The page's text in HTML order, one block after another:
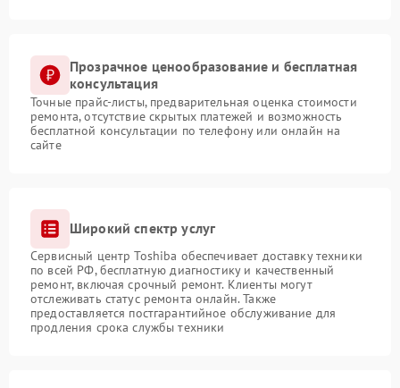
Прозрачное ценообразование и бесплатная
консультация
Точные прайс-листы, предварительная оценка стоимости
ремонта, отсутствие скрытых платежей и возможность
бесплатной консультации по телефону или онлайн на
сайте
Широкий спектр услуг
Сервисный центр Toshiba обеспечивает доставку техники
по всей РФ, бесплатную диагностику и качественный
ремонт, включая срочный ремонт. Клиенты могут
отслеживать статус ремонта онлайн. Также
предоставляется постгарантийное обслуживание для
продления срока службы техники